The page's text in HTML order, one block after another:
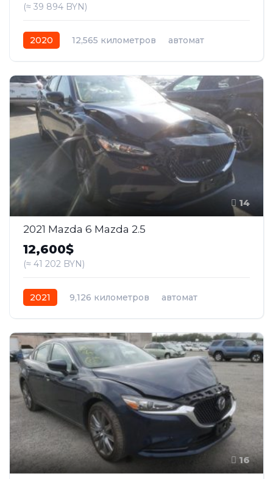
(≈ 39 894 BYN)
2020 12,565 километров
автомат
14
2021 Mazda 6 Mazda 2.5
12,600$
(≈ 41 202 BYN)
2021 9,126 километров
автомат
16